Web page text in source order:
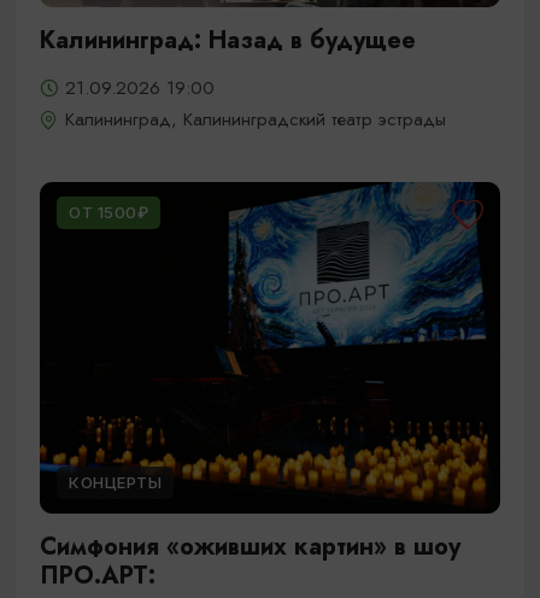
Калининград: Назад в будущее
21.09.2026 19:00
Калининград, Калининградский театр эстрады
ОТ 1500₽
КОНЦЕРТЫ
Симфония «оживших картин» в шоу
ПРО.АРТ: